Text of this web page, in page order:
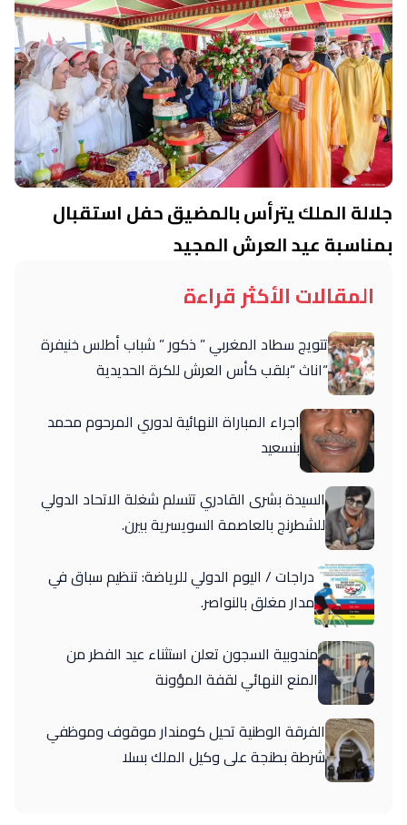
جلالة الملك يترأس بالمضيق حفل استقبال
بمناسبة عيد العرش المجيد
المقالات الأكثر قراءة
تتويج سطاد المغربي ” ذكور ” شباب أطلس خنيفرة
“اناث “بلقب كأس العرش للكرة الحديدية
اجراء المباراة النهائية لدوري المرحوم محمد
بنسعيد
السيدة بشرى القادري تتسلم شغلة الاتحاد الدولي
للشطرنج بالعاصمة السويسرية بيرن.
دراجات / اليوم الدولي للرياضة: تنظيم سباق في
مدار مغلق بالنواصر.
مندوبية السجون تعلن استثناء عيد الفطر من
المنع النهائي لقفة المؤونة
الفرقة الوطنية تحيل كومندار موقوف وموظفي
شرطة بطنجة على وكيل الملك بسلا